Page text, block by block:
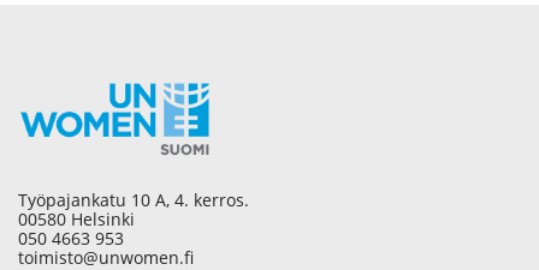
Työpajankatu 10 A, 4. kerros.
00580 Helsinki
050 4663 953
toimisto@unwomen.fi